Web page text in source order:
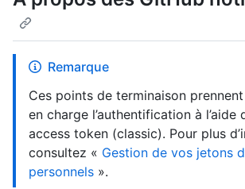
Remarque
Ces points de terminaison
en charge l’authentification à l’aide
access token (classic). Pour plus
consultez « Gestion de vos jetons
personnels ».